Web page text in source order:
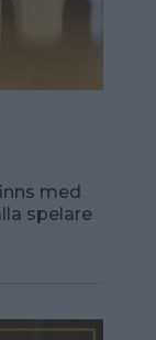
med
spelare